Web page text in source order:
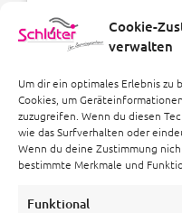
Cookie-
verwalten
Um dir ein optimales Erlebnis
Cookies, um
zuzugreifen. Wenn du diesen
wie das Surfverhalten oder
Wenn du deine Zustimmung
bestimmte Merkmale und
Funktional
Links